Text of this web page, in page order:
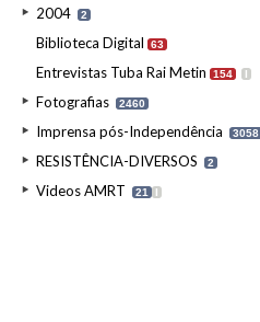
2004 2
Biblioteca Digital 63
Entrevistas Tuba Rai Metin 154 I
Fotografias 2460
Imprensa pós-Independência 3058
RESISTÊNCIA-DIVERSOS 2
Videos AMRT 21 I